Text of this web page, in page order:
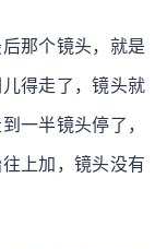
那个镜头，就是
得走了，镜头就
一半镜头停了，
上加，镜头没有